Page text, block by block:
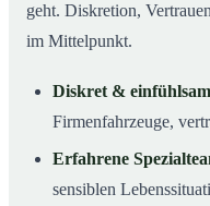
geht. Diskretion,
im Mittelpunkt.
Diskret & einfühlsam
Firmenfahrzeuge,
Erfahrene
sensiblen